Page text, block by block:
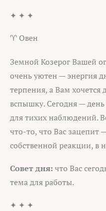
✦ ✦ ✦
♈ Овен
Земной Козерог Вашей
очень уютен — энергия
терпения, а Вам хочется
вспышку. Сегодня —
для тихих наблюдений.
что-то, что Вас зацепит
собственной реакции, в
Совет дня:что Вас
тема для работы.
✦ ✦ ✦